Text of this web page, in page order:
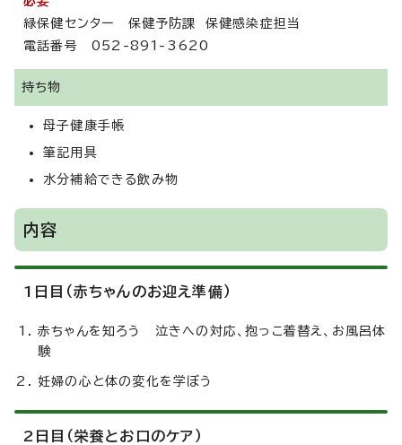
緑保健センター 保健予防課 保健感染症担当
電話番号 052-891-3620
持ち物
母子健康手帳
筆記用具
水分補給できる飲み物
内容
1日目（赤ちゃんのお迎え準備）
赤ちゃんを知ろう 泣きへの対応、抱っこ着替え、お風呂体
験
妊婦の心と体の変化を学ぼう
2日目（栄養とお口のケア）